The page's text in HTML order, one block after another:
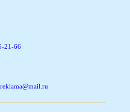
21-66